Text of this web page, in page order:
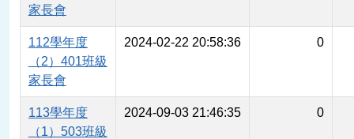
家長會
112學年度
（2）401班級
家長會
2024-02-22 20:58:36 0
113學年度
（1）503班級
2024-09-03 21:46:35 0